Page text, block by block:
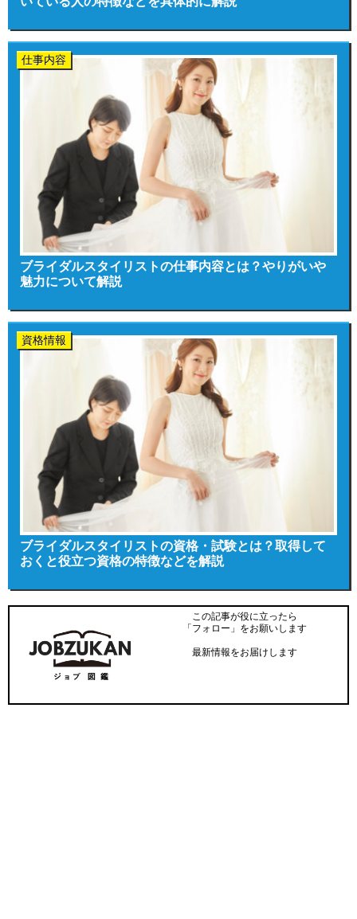
仕事内容
ブライダルスタイリストの仕事内容とは？やりがいや
魅力について解説
資格情報
ブライダルスタイリストの資格・試験とは？取得して
おくと役立つ資格の特徴などを解説
この記事が役に立ったら
「フォロー」をお願いします
最新情報をお届けします